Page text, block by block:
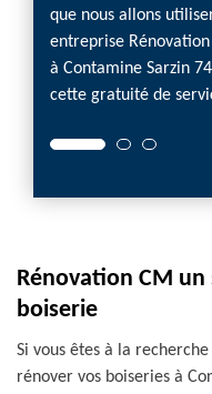
que nous allons
entreprise
à Contamine Sarzin
cette gratuité de
Rénovation CM
boiserie
Si vous êtes à la
rénover vos boiseries à